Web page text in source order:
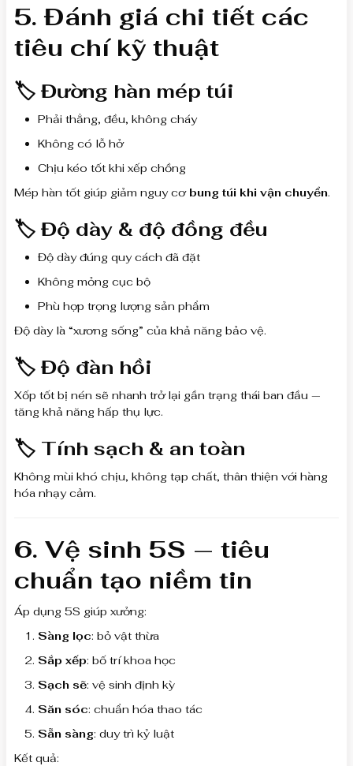
5. Đánh giá chi tiết các
tiêu chí kỹ thuật
🏷 Đường hàn mép túi
Phải thẳng, đều, không cháy
Không có lỗ hở
Chịu kéo tốt khi xếp chồng
Mép hàn tốt giúp giảm nguy cơ bung túi khi vận chuyển.
🏷 Độ dày & độ đồng đều
Độ dày đúng quy cách đã đặt
Không mỏng cục bộ
Phù hợp trọng lượng sản phẩm
Độ dày là “xương sống” của khả năng bảo vệ.
🏷 Độ đàn hồi
Xốp tốt bị nén sẽ nhanh trở lại gần trạng thái ban đầu —
tăng khả năng hấp thụ lực.
🏷 Tính sạch & an toàn
Không mùi khó chịu, không tạp chất, thân thiện với hàng
hóa nhạy cảm.
6. Vệ sinh 5S — tiêu
chuẩn tạo niềm tin
Áp dụng 5S giúp xưởng:
Sàng lọc: bỏ vật thừa
Sắp xếp: bố trí khoa học
Sạch sẽ: vệ sinh định kỳ
Săn sóc: chuẩn hóa thao tác
Sẵn sàng: duy trì kỷ luật
Kết quả: